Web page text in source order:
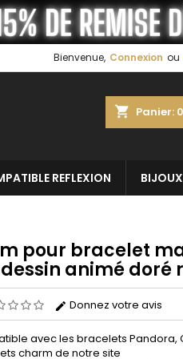
Bienvenue, Connexion ou
shopping_cart Panier: 0
REFLEXION BIJOUX
pour bracelet
animé doré
Donnez votre avis
avec les bracelets Pandora,
charm de notre site